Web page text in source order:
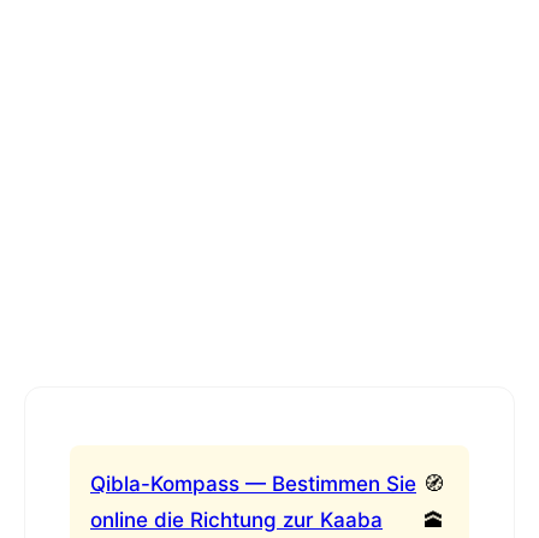
Qibla-Kompass — Bestimmen Sie
online die Richtung zur Kaaba
🧭
🕋